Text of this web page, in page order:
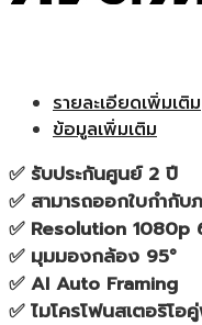
รายละเอียดเพิ่มเติม
ข้อมูลเพิ่มเติม
✅ รับประกันศูนย์ 2 ปี
✅ สามารถออกใบกำกับ
✅ Resolution 1080p
✅ มุมมองกล้อง 95°
✅ AI Auto Framing
✅ ไมโครโฟนสเตอริโ